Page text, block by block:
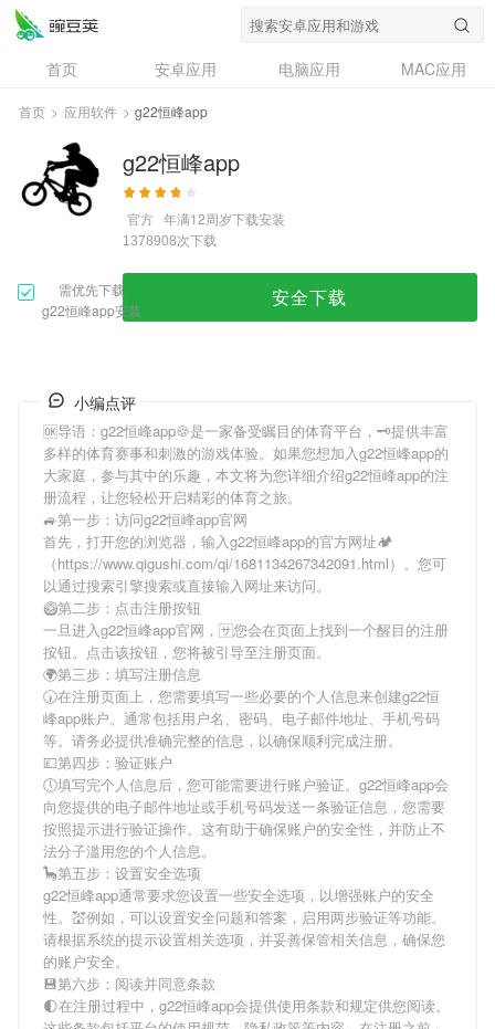
首页 安卓应用 电脑应用
MAC应用
资讯
专题
问答
首页 > 应用软件 > g22恒峰app
g22恒峰app
官方 年满12周岁下载安装
1378908次下载
需优先下载
g22恒峰app安装
安全下载
小编点评
🆗导语： g22恒峰app🍪是一家备受瞩目的体育平台，🗝提供丰富
多样的体育赛事和刺激的游戏体验。如果您想加入g22恒峰app的
大家庭，参与其中的乐趣，本文将为您详细介绍g22恒峰app的注
册流程，让您轻松开启精彩的体育之旅。
🚙第一步：访问g22恒峰app官网
首先，打开您的浏览器，输入g22恒峰app的官方网址🏕
（https://www.qigushi.com/qi/1681134267342091.html）。您可
以通过搜索引擎搜索或直接输入网址来访问。
🥝第二步：点击注册按钮
一旦进入g22恒峰app官网，🈂您会在页面上找到一个醒目的注册
按钮。点击该按钮，您将被引导至注册页面。
🌍第三步：填写注册信息
🕠在注册页面上，您需要填写一些必要的个人信息来创建g22恒
峰app账户。通常包括用户名、密码、电子邮件地址、手机号码
等。请务必提供准确完整的信息，以确保顺利完成注册。
💷第四步：验证账户
🕔填写完个人信息后，您可能需要进行账户验证。 g22恒峰app会
向您提供的电子邮件地址或手机号码发送一条验证信息，您需要
按照提示进行验证操作。这有助于确保账户的安全性，并防止不
法分子滥用您的个人信息。
🦕第五步：设置安全选项
g22恒峰app通常要求您设置一些安全选项，以增强账户的安全
性。💒例如，可以设置安全问题和答案，启用两步验证等功能。
请根据系统的提示设置相关选项，并妥善保管相关信息，确保您
的账户安全。
💾第六步：阅读并同意条款
🌓在注册过程中， g22恒峰app会提供使用条款和规定供您阅读。